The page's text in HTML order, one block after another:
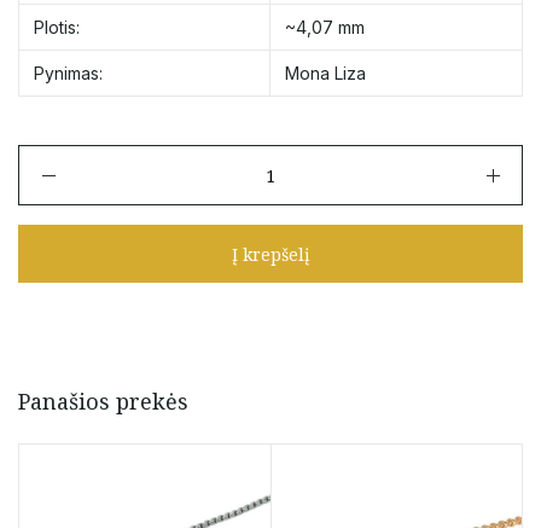
Plotis: ~4,07 mm
Pynimas: Mona Liza
Auksinė
Liza"
Į krepšelį
Panašios prekės